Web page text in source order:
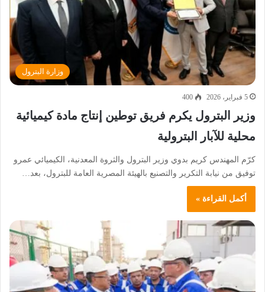
وزارة البترول
5 فبراير، 2026 400
وزير البترول يكرم فريق توطين إنتاج مادة كيميائية
محلية للآبار البترولية
كرّم المهندس كريم بدوي وزير البترول والثروة المعدنية، الكيميائي عمرو
توفيق من نيابة التكرير والتصنيع بالهيئة المصرية العامة للبترول، بعد…
أكمل القراءة »